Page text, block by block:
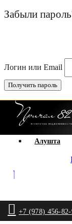
Забыли
Логин или Email
Ялта
Алушта
+7 (978) 456-82-